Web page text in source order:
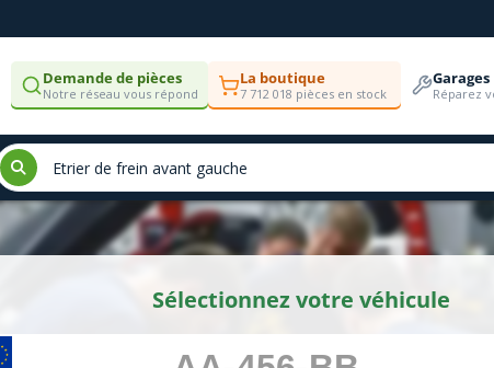
Demande de pièces
Notre réseau vous répond
La boutique
7 712 018 pièces en stock
Garages
Réparez
Sélectionnez votre véhicule